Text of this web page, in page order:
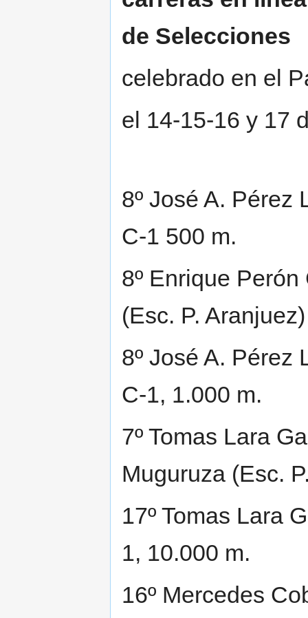
de Selecciones
celebrado en el
el 14-15-16 y 17
8º José A. Pérez
C-1 500 m.
8º Enrique
(Esc. P.
8º José A. Pérez
C-1, 1.000 m.
7º Tomas Lara
Muguruza (Esc.
17º Tomas Lara
1, 10.000 m.
16º Mercedes